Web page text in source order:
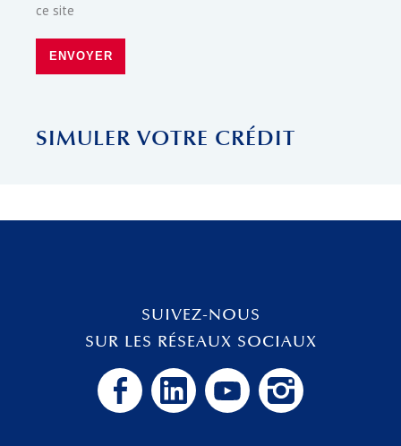
ce site
ENVOYER
SIMULER VOTRE CRÉDIT
SUIVEZ-NOUS
SUR LES RÉSEAUX SOCIAUX